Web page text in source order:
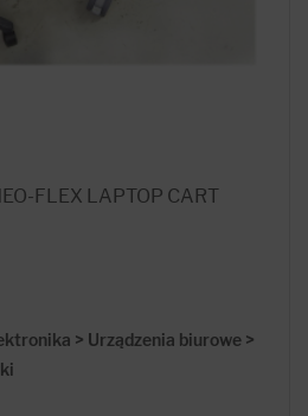
FLEX LAPTOP CART
> Urządzenia biurowe >